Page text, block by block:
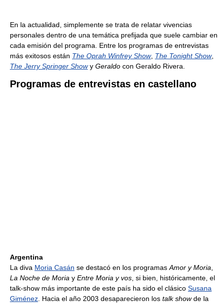
En la actualidad, simplemente se trata de relatar vivencias
personales dentro de una temática prefijada que suele cambiar en
cada emisión del programa. Entre los programas de entrevistas
más exitosos están The Oprah Winfrey Show, The Tonight Show,
The Jerry Springer Showy Geraldo con Geraldo Rivera.
Programas de entrevistas en castellano
Argentina
La diva Moria Casán se destacó en los programas Amor y Moria
La Noche de Moria y Entre Moria y vos , si bien, históricamente, el
talk-show más importante de este país ha sido el clásico Susana
Giménez . Hacia el año 2003 desaparecieron los talk showde la